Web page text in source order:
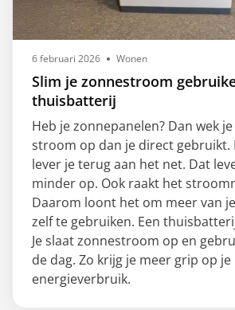
Slim je zonnestroom
thuisbatterij
6 februari 2026 Wonen
Heb je zonnepanelen? Dan wek
stroom op dan je direct gebruikt.
lever je terug aan het net. Dat
minder op. Ook raakt het
Daarom loont het om meer van
zelf te gebruiken. Een
Je slaat zonnestroom op en
de dag. Zo krijg je meer grip op je
energieverbruik.